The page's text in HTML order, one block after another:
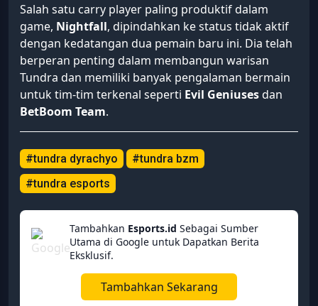
Salah satu carry player paling produktif dalam
game, Nightfall, dipindahkan ke status tidak aktif
dengan kedatangan dua pemain baru ini. Dia telah
berperan penting dalam membangun warisan
Tundra dan memiliki banyak pengalaman bermain
untuk tim-tim terkenal seperti Evil Geniusesdan
BetBoom Team.
#tundra dyrachyo
#tundra bzm
#tundra esports
Tambahkan Esports.id Sebagai Sumber
Utama di Google untuk Dapatkan Berita
Eksklusif.
Tambahkan Sekarang